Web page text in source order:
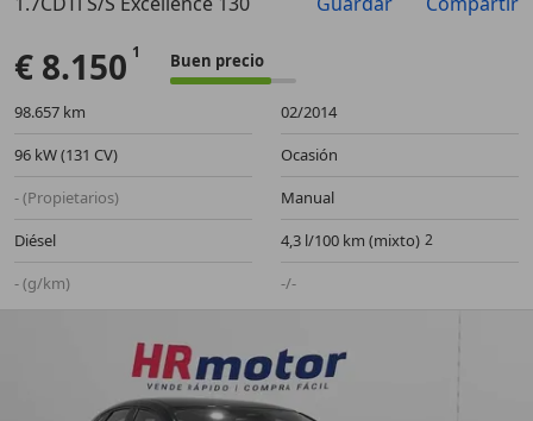
Anterior
€ 8.150 Buen precio
98.657 km
02/2014
96 kW (131 CV)
Ocasión
- (Propietarios)
Manual
Diésel
4,3 l/100 km (mixto)
- (g/km)
-/-